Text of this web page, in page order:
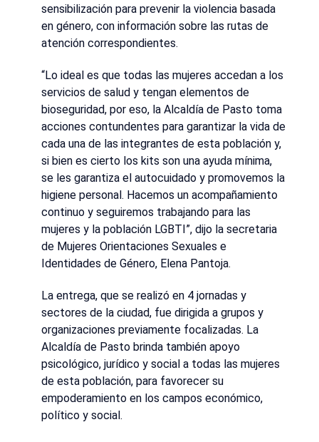
sensibilización para prevenir la violencia basada
en género, con información sobre las rutas de
atención correspondientes.
“Lo ideal es que todas las mujeres accedan a los
servicios de salud y tengan elementos de
bioseguridad, por eso, la Alcaldía de Pasto toma
acciones contundentes para garantizar la vida de
cada una de las integrantes de esta población y,
si bien es cierto los kits son una ayuda mínima,
se les garantiza el autocuidado y promovemos la
higiene personal. Hacemos un acompañamiento
continuo y seguiremos trabajando para las
mujeres y la población LGBTI”, dijo la secretaria
de Mujeres Orientaciones Sexuales e
Identidades de Género, Elena Pantoja.
La entrega, que se realizó en 4 jornadas y
sectores de la ciudad, fue dirigida a grupos y
organizaciones previamente focalizadas. La
Alcaldía de Pasto brinda también apoyo
psicológico, jurídico y social a todas las mujeres
de esta población, para favorecer su
empoderamiento en los campos económico,
político y social.